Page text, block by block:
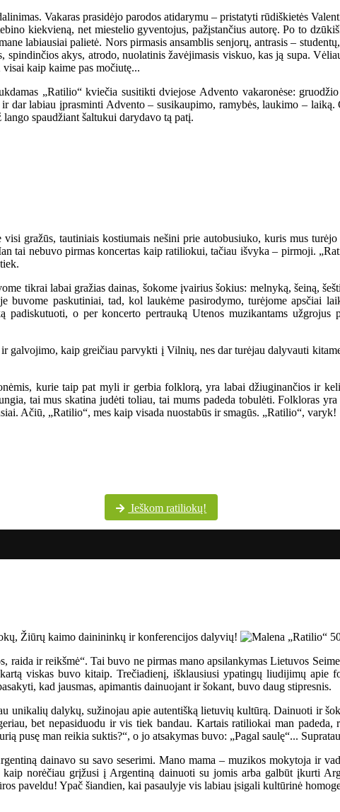
Vakaras prasidėjo parodos atidarymu – pristatyti rūdiškietės
kiekvieną, net miestelio gyventojus, pažįstančius autorę. Po to
labiausiai palietė. Nors pirmasis ansamblis senjorų, antrasis –
akys, atrodo, nuolatinis žavėjimasis viskuo, kas ją supa.
kaip kaime pas močiutę...
„Ratilio“ kviečia susitikti dviejose Advento vakaronėse:
dar labiau įprasminti Advento – susikaupimo, ramybės, laukimo –
spaudžiant šaltukui darydavo tą patį.
gražūs, tautiniais kostiumais nešini prie autobusiuko, kuris mus
tai nebuvo pirmas koncertas kaip ratiliokui, tačiau išvyka – pirmoji.
tikrai labai gražias dainas, šokome įvairius šokius: melnyką, šeiną,
paskutiniai, tad, kol laukėme pasirodymo, turėjome apsčiai
o per koncerto pertrauką Utenos muzikantams
galvojimo, kaip greičiau parvykti į Vilnių, nes dar turėjau dalyvauti
kurie taip pat myli ir gerbia folklorą, yra labai džiuginančios ir
tai mus skatina judėti toliau, tai mums padeda tobulėti. Folkloras
Ačiū, „Ratilio“, mes kaip visada nuostabūs ir smagūs. „Ratilio“, varyk!
Ieškom ratiliokų!
ir reikšmė“. Tai buvo ne pirmas mano apsilankymas Lietuvos
viskas buvo kitaip. Trečiadienį, išklausiusi ypatingų liudijimų
kad jausmas, apimantis dainuojant ir šokant, buvo daug stipresnis.
unikalių dalykų, sužinojau apie autentišką lietuvių kultūrą. Dainuoti ir
bet nepasiduodu ir vis tiek bandau. Kartais ratiliokai man padeda,
pusę man reikia suktis?“, o jo atsakymas buvo: „Pagal saulę“...
dainavo su savo seserimi. Mano mama – muzikos mokytoja ir
norėčiau grįžusi į Argentiną dainuoti su jomis arba galbūt įkurti
paveldu! Ypač šiandien, kai pasaulyje vis labiau įsigali kultūrinė